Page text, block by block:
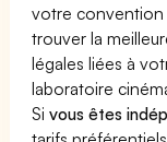
votre convention
trouver la
légales liées à
laboratoire
Sivous êtes